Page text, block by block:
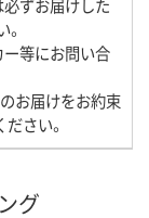
ずお届けした
ー等にお問い合
のお届けをお約束
さい。
グ